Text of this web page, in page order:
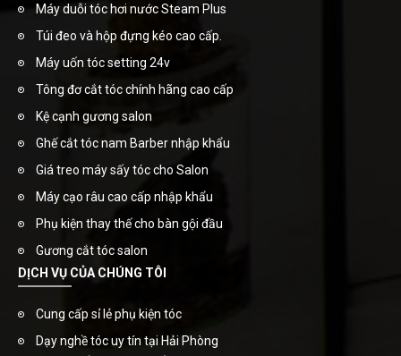
Máy duỗi tóc hơi nước Steam Plus
Túi đeo và hộp đựng kéo cao cấp.
Máy uốn tóc setting 24v
Tông đơ cắt tóc chính hãng cao cấp
Kệ cạnh gương salon
Ghế cắt tóc nam Barber nhập khẩu
Giá treo máy sấy tóc cho Salon
Máy cạo râu cao cấp nhập khẩu
Phụ kiện thay thế cho bàn gội đầu
Gương cắt tóc salon
DỊCH VỤ CỦA CHÚNG TÔI
Cung cấp sỉ lẻ phụ kiện tóc
Dạy nghề tóc uy tín tại Hải Phòng